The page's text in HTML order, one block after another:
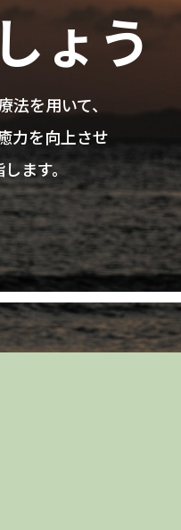
ょう
法を用いて、
力を向上させ
ます。